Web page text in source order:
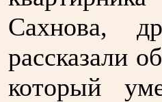
Сахнова,
рассказали
который